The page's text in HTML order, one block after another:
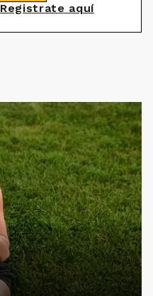
Registrate aquí